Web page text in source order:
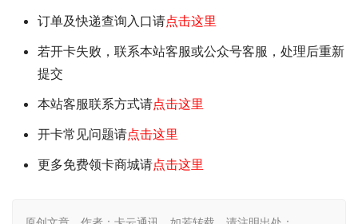
订单及快递查询入口请点击这里
若开卡失败，联系本站客服或公众号客服，处理后重新
提交
本站客服联系方式请点击这里
开卡常见问题请点击这里
更多免费领卡商城请点击这里